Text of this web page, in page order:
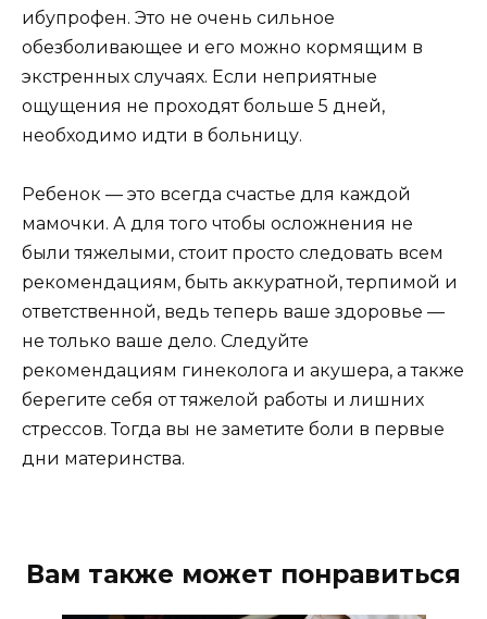
ибупрофен. Это не очень сильное
обезболивающее и его можно кормящим в
экстренных случаях. Если неприятные
ощущения не проходят больше 5 дней,
необходимо идти в больницу.
Ребенок — это всегда счастье для каждой
мамочки. А для того чтобы осложнения не
были тяжелыми, стоит просто следовать всем
рекомендациям, быть аккуратной, терпимой и
ответственной, ведь теперь ваше здоровье —
не только ваше дело. Следуйте
рекомендациям гинеколога и акушера, а также
берегите себя от тяжелой работы и лишних
стрессов. Тогда вы не заметите боли в первые
дни материнства.
Вам также может понравиться